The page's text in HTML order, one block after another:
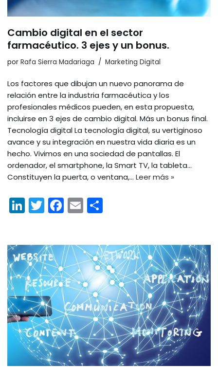
Cambio digital en el sector
farmacéutico. 3 ejes y un bonus.
por Rafa Sierra Madariaga Marketing Digital
Los factores que dibujan un nuevo panorama de
relación entre la industria farmacéutica y los
profesionales médicos pueden, en esta propuesta,
incluirse en 3 ejes de cambio digital. Más un bonus final.
Tecnología digital La tecnología digital, su vertiginoso
avance y su integración en nuestra vida diaria es un
hecho. Vivimos en una sociedad de pantallas. El
ordenador, el smartphone, la Smart TV, la tableta…
Constituyen la puerta, o ventana,… Leer más »
Li
n
e
dI
n
T
w
er
F
a
e
b
o
o
k
E
m
l p
ar
tir